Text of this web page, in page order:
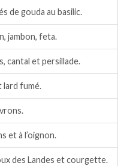
de gouda au basilic.
jambon, feta.
cantal et persillade.
lard fumé.
et à l’oignon.
des Landes et courgette.